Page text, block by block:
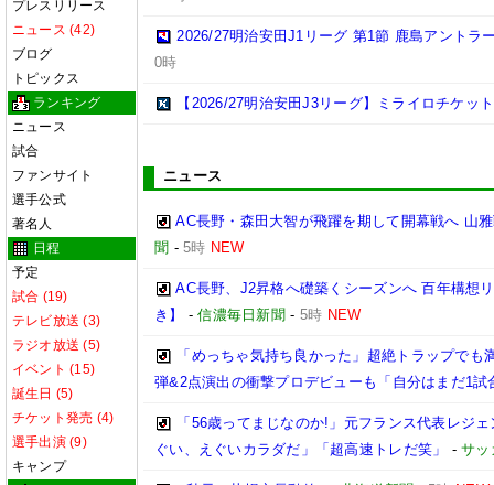
プレスリリース
ニュース (42)
ブログ
トピックス
ランキング
ニュース
試合
ファンサイト
選手公式
著名人
日程
予定
試合 (19)
テレビ放送 (3)
ラジオ放送 (5)
イベント (15)
誕生日 (5)
チケット発売 (4)
選手出演 (9)
キャンプ
2026/27明治安田J1リーグ 第1節 鹿島アントラ
0時
【2026/27明治安田J3リーグ】ミライロチケッ
ニュース
AC長野・森田大智が飛躍を期して開幕戦へ 山
聞 -5時 NEW
AC長野、J2昇格へ礎築くシーズンへ 百年構想
き】 -信濃毎日新聞 - 5時 NEW
「めっちゃ気持ち良かった」超絶トラップで
弾&2点演出の衝撃プロデビューも「自分はまだ1試
「56歳ってまじなのか!」元フランス代表レジ
ぐい、えぐいカラダだ」「超高速トレだ笑」
-サッ